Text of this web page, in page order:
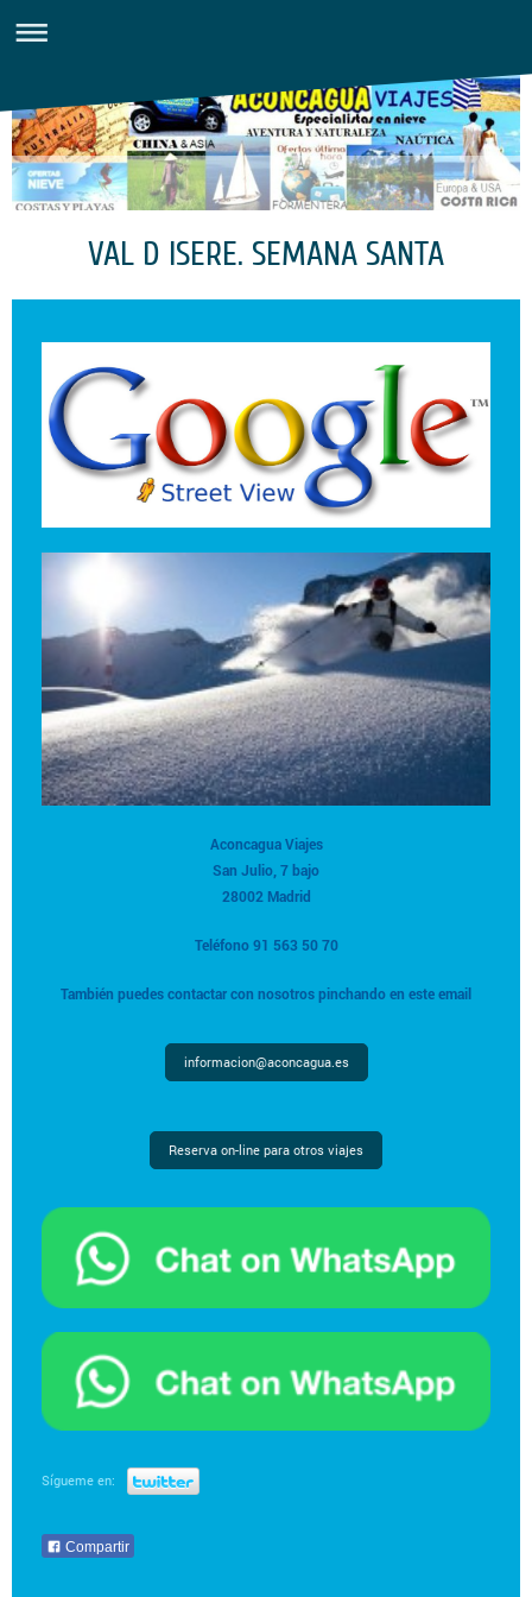
VAL D ISERE. SEMANA SANTA
Aconcagua Viajes
San Julio, 7 bajo
28002 Madrid
Teléfono 91 563 50 70
También puedes contactar con nosotros pinchando en este email
informacion@aconcagua.es
Reserva on-line para otros viajes
Sígueme en:
Compartir